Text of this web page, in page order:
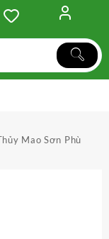
Mao Sơn Phù